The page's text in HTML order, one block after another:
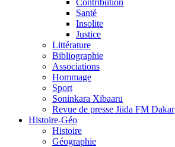
Contribution
Santé
Insolite
Justice
Littérature
Bibliographie
Associations
Hommage
Sport
Soninkara Xibaaru
Revue de presse Jiida FM Dakar
Histoire-Géo
Histoire
Géographie